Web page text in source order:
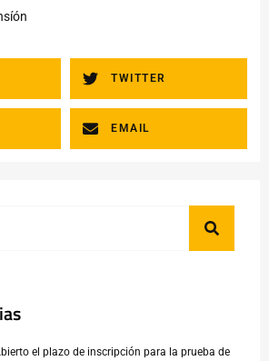
TWITTER
EMAIL
el plazo de inscripción para la prueba de